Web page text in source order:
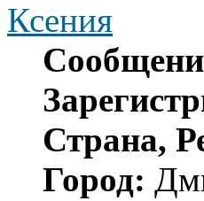
Ксения
Страна,
Город: